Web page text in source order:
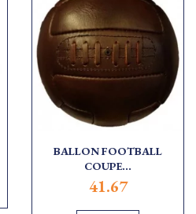
BALLON FOOTBALL
COUPE...
41.67